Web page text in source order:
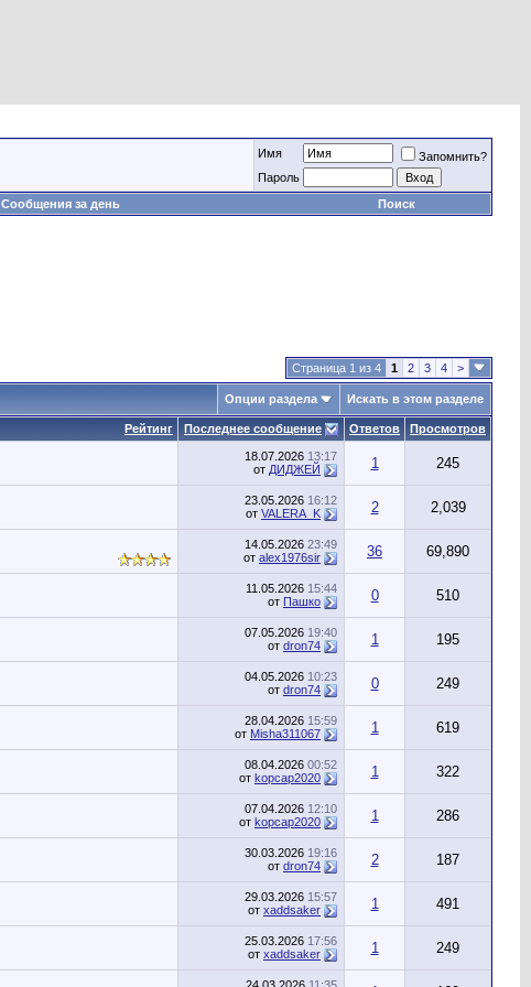
Имя
Запомнить?
Пароль
Сообщения за день Поиск
Страница 1 из 4 1 2 3 4 >
Опции раздела Искать в этом разделе
Рейтинг Последнее сообщение Ответов Просмотров
18.07.2026 13:17
от ДИДЖЕЙ 1 245
23.05.2026 16:12
от VALERA_K 2 2,039
14.05.2026 23:49
от alex1976sir 36 69,890
11.05.2026 15:44
от Пашко 0 510
07.05.2026 19:40
от dron74 1 195
04.05.2026 10:23
от dron74 0 249
28.04.2026 15:59
от Misha311067 1 619
08.04.2026 00:52
от kopcap2020 1 322
07.04.2026 12:10
от kopcap2020 1 286
30.03.2026 19:16
от dron74 2 187
29.03.2026 15:57
от xaddsaker 1 491
25.03.2026 17:56
от xaddsaker 1 249